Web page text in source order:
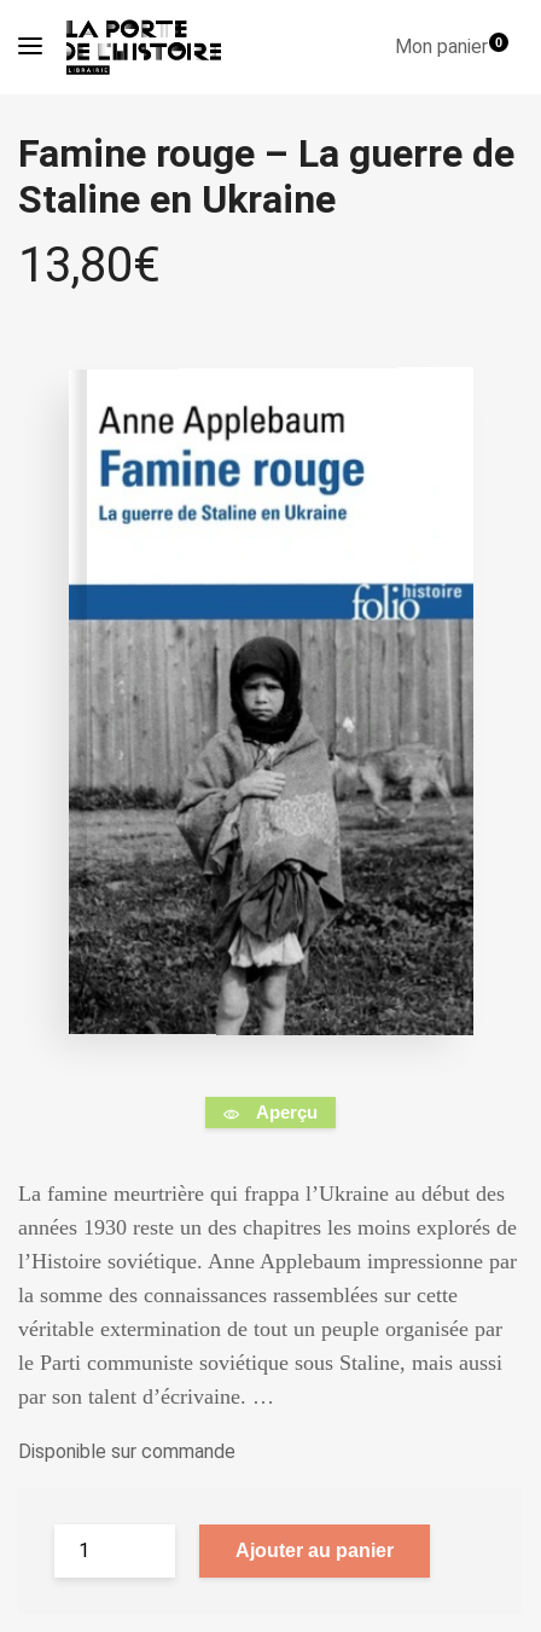
Mon panier0
Famine rouge – La guerre de
Staline en Ukraine
13,80€
Aperçu
La famine meurtrière qui frappa l’Ukraine au début des
années 1930 reste un des chapitres les moins explorés de
l’Histoire soviétique. Anne Applebaum impressionne par
la somme des connaissances rassemblées sur cette
véritable extermination de tout un peuple organisée par
le Parti communiste soviétique sous Staline, mais aussi
par son talent d’écrivaine. …
Disponible sur commande
Ajouter au panier